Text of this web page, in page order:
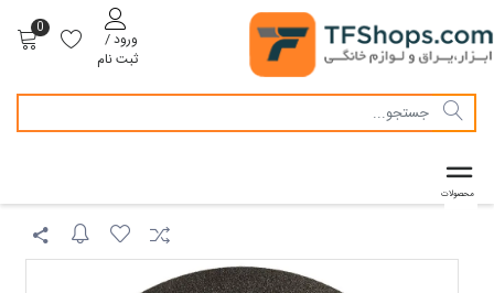
0
ورود /
ثبت نام